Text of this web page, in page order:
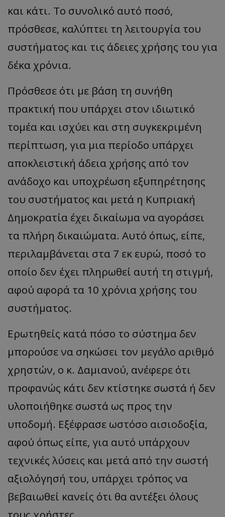
και κάτι. Το συνολικό αυτό ποσό,
πρόσθεσε, καλύπτει τη λειτουργία του
συστήματος και τις άδειες χρήσης του για
δέκα χρόνια.
Πρόσθεσε ότι με βάση τη συνήθη
πρακτική που υπάρχει στον ιδιωτικό
τομέα και ισχύει και στη συγκεκριμένη
περίπτωση, για μια περίοδο υπάρχει
αποκλειστική άδεια χρήσης από τον
ανάδοχο και υποχρέωση εξυπηρέτησης
του συστήματος και μετά η Κυπριακή
Δημοκρατία έχει δικαίωμα να αγοράσει
τα πλήρη δικαιώματα. Αυτό όπως, είπε,
περιλαμβάνεται στα 7 εκ ευρώ, ποσό το
οποίο δεν έχει πληρωθεί αυτή τη στιγμή,
αφού αφορά τα 10 χρόνια χρήσης του
συστήματος.
Ερωτηθείς κατά πόσο το σύστημα δεν
μπορούσε να σηκώσει τον μεγάλο αριθμό
χρηστών, ο κ. Δαμιανού, ανέφερε ότι
προφανώς κάτι δεν κτίστηκε σωστά ή δεν
υλοποιήθηκε σωστά ως προς την
υποδομή. Εξέφρασε ωστόσο αισιοδοξία,
αφού όπως είπε, για αυτό υπάρχουν
τεχνικές λύσεις και μετά από την σωστή
αξιολόγησή του, υπάρχει τρόπος να
βεβαιωθεί κανείς ότι θα αντέξει όλους